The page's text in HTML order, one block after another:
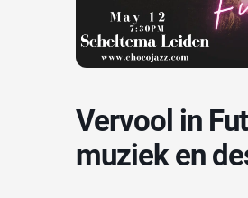
Vervool in Futuro:
muziek en